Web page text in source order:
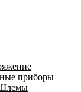
приборы